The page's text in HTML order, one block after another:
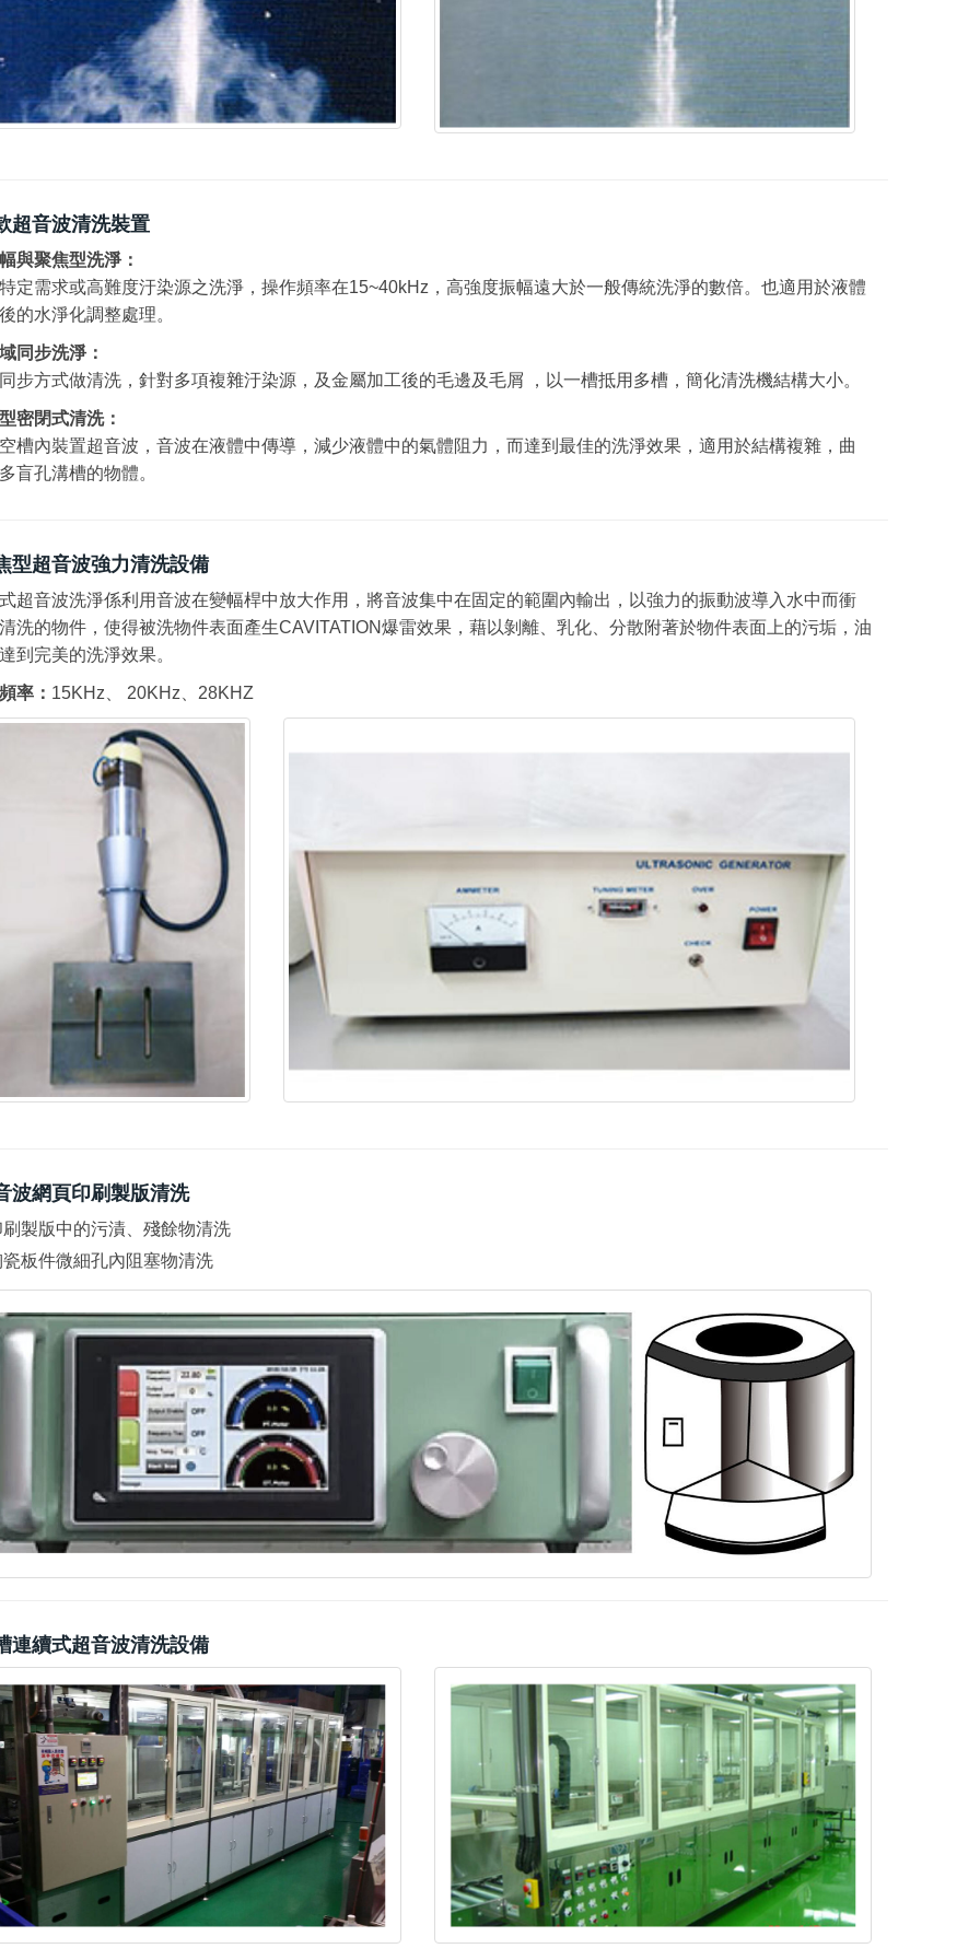
超音波清洗裝置
與聚焦型洗淨：
定需求或高難度汙染源之洗淨，操作頻率在15~40kHz，高強度振幅遠大於一般傳統洗淨的數倍。也適用於液體
的水淨化調整處理。
同步洗淨：
步方式做清洗，針對多項複雜汙染源，及金屬加工後的毛邊及毛屑 ，以一槽抵用多槽，簡化清洗機結構大小。
密閉式清洗：
槽內裝置超音波，音波在液體中傳導，減少液體中的氣體阻力，而達到最佳的洗淨效果，適用於結構複雜，曲
盲孔溝槽的物體。
型超音波強力清洗設備
超音波洗淨係利用音波在變幅桿中放大作用，將音波集中在固定的範圍內輸出，以強力的振動波導入水中而衝
洗的物件，使得被洗物件表面產生CAVITATION爆雷效果，藉以剝離、乳化、分散附著於物件表面上的污垢，油
到完美的洗淨效果。
率： 15KHz、 20KHz、28KHZ
波網頁印刷製版清洗
刷製版中的污漬、殘餘物清洗
瓷板件微細孔內阻塞物清洗
連續式超音波清洗設備